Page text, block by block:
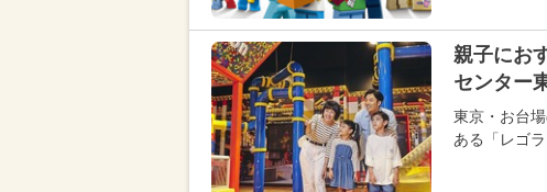
親子にお
センター
東京・お台
ある「レゴ